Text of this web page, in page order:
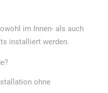
im Innen- als auch
installiert werden.
ohne